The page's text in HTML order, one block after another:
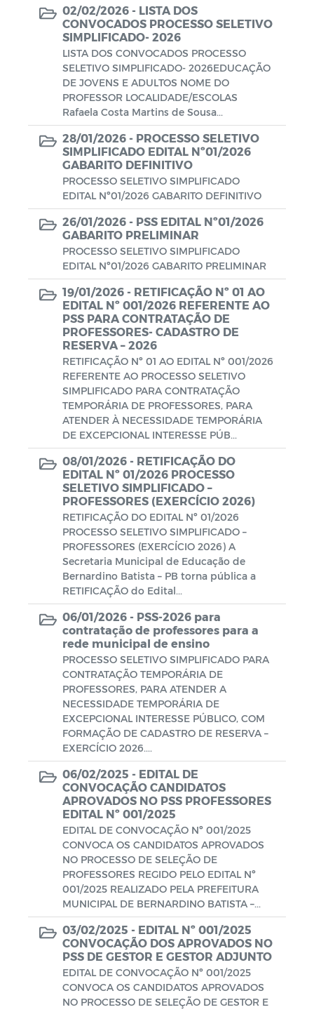
Escala de plantão do SAMU
Escala de plantão do Conselho Tutelar
Escala de plantão Motoristas
Coronavírus (COVID-19)
Gabarito
Notas
Processo Seletivo
Campanhas
Documentos
Emendas Parlamentares
Decretos SIAFIC
Portaria da Comissão - SIAFIC
Documentos - SIAFIC
Plano de Ação - SIAFIC
Diagnóstico elaborado - SIAFIC
Lei Aldir Blanc
Edital Artistas Batistenses Lei Aldir
Blanc 14.017/2020
Lei Aldir Blanc
Eleição Conselho Tutelar 2023
PRÊMIO PAULO FREIRE
02/02/2026 - LISTA DOS
CONVOCADOS PROCESSO SELETIVO
SIMPLIFICADO- 2026
LISTA DOS CONVOCADOS PROCESSO
SELETIVO SIMPLIFICADO- 2026EDUCAÇÃO
DE JOVENS E ADULTOS NOME DO
PROFESSOR LOCALIDADE/ESCOLAS
Rafaela Costa Martins de Sousa...
28/01/2026 - PROCESSO SELETIVO
SIMPLIFICADO EDITAL Nº01/2026
GABARITO DEFINITIVO
PROCESSO SELETIVO SIMPLIFICADO
EDITAL Nº01/2026 GABARITO DEFINITIVO
26/01/2026 - PSS EDITAL Nº01/2026
GABARITO PRELIMINAR
PROCESSO SELETIVO SIMPLIFICADO
EDITAL Nº01/2026 GABARITO PRELIMINAR
19/01/2026 - RETIFICAÇÃO Nº 01 AO
EDITAL Nº 001/2026 REFERENTE AO
PSS PARA CONTRATAÇÃO DE
PROFESSORES- CADASTRO DE
RESERVA – 2026
RETIFICAÇÃO Nº 01 AO EDITAL Nº 001/2026
REFERENTE AO PROCESSO SELETIVO
SIMPLIFICADO PARA CONTRATAÇÃO
TEMPORÁRIA DE PROFESSORES, PARA
ATENDER À NECESSIDADE TEMPORÁRIA
DE EXCEPCIONAL INTERESSE PÚB...
08/01/2026 - RETIFICAÇÃO DO
EDITAL Nº 01/2026 PROCESSO
SELETIVO SIMPLIFICADO –
PROFESSORES (EXERCÍCIO 2026)
RETIFICAÇÃO DO EDITAL Nº 01/2026
PROCESSO SELETIVO SIMPLIFICADO –
PROFESSORES (EXERCÍCIO 2026) A
Secretaria Municipal de Educação de
Bernardino Batista – PB torna pública a
RETIFICAÇÃO do Edital...
06/01/2026 - PSS-2026 para
contratação de professores para a
rede municipal de ensino
PROCESSO SELETIVO SIMPLIFICADO PARA
CONTRATAÇÃO TEMPORÁRIA DE
PROFESSORES, PARA ATENDER A
NECESSIDADE TEMPORÁRIA DE
EXCEPCIONAL INTERESSE PÚBLICO, COM
FORMAÇÃO DE CADASTRO DE RESERVA –
EXERCÍCIO 2026....
06/02/2025 - EDITAL DE
CONVOCAÇÃO CANDIDATOS
APROVADOS NO PSS PROFESSORES
EDITAL Nº 001/2025
EDITAL DE CONVOCAÇÃO Nº 001/2025
CONVOCA OS CANDIDATOS APROVADOS
NO PROCESSO DE SELEÇÃO DE
PROFESSORES REGIDO PELO EDITAL Nº
001/2025 REALIZADO PELA PREFEITURA
MUNICIPAL DE BERNARDINO BATISTA –...
03/02/2025 - EDITAL Nº 001/2025
CONVOCAÇÃO DOS APROVADOS NO
PSS DE GESTOR E GESTOR ADJUNTO
EDITAL DE CONVOCAÇÃO Nº 001/2025
CONVOCA OS CANDIDATOS APROVADOS
NO PROCESSO DE SELEÇÃO DE GESTOR E